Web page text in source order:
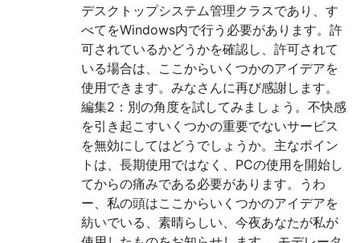
デスクトップシステム管理クラスであり、す
べてをWindows内で行う必要があります。許
可されているかどうかを確認し、許可されて
いる場合は、ここからいくつかのアイデアを
使用できます。みなさんに再び感謝します。
編集2：別の角度を試してみましょう。不快感
を引き起こすいくつかの重要でないサービス
を無効にしてはどうでしょうか。主なポイン
トは、長期使用ではなく、PCの使用を開始し
てからの痛みである必要があります。うわ
ー、私の頭はここからいくつかのアイデアを
紡いでいる、素晴らしい、今夜あなたが私が